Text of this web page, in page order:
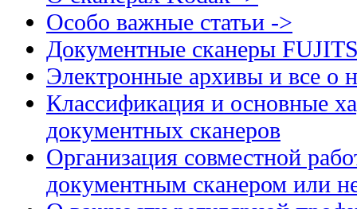
Особо важные статьи ->
Документные сканеры
Электронные архивы и все о
Классификация и основные
документных сканеров
Организация совместной
документным сканером или